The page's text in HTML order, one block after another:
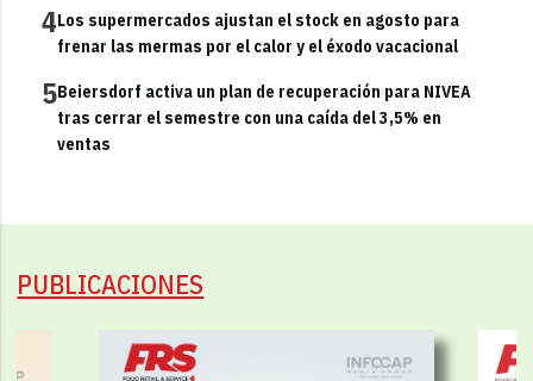
4Los supermercados ajustan el stock en agosto para
frenar las mermas por el calor y el éxodo vacacional
5Beiersdorf activa un plan de recuperación para NIVEA
tras cerrar el semestre con una caída del 3,5% en
ventas
PUBLICACIONES